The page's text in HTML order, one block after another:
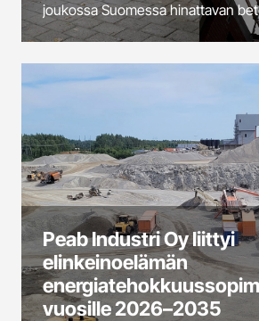
joukossa Suomessa hinattavan
jonka avulla betonivalut ahtaissa
Peab Industri Oy liittyi
elinkeinoelämän
vuosille 2026–2035